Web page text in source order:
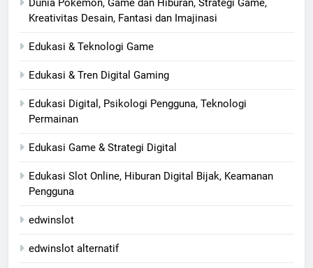
Dunia Pokémon, Game dan Hiburan, Strategi Game,
Kreativitas Desain, Fantasi dan Imajinasi
Edukasi & Teknologi Game
Edukasi & Tren Digital Gaming
Edukasi Digital, Psikologi Pengguna, Teknologi
Permainan
Edukasi Game & Strategi Digital
Edukasi Slot Online, Hiburan Digital Bijak, Keamanan
Pengguna
edwinslot
edwinslot alternatif